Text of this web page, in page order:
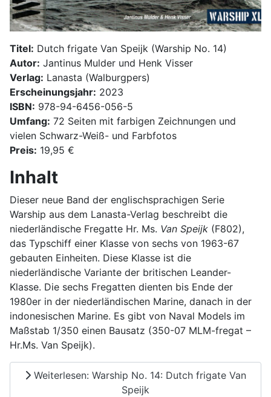
Titel: Dutch frigate Van Speijk (Warship No. 14)
Autor: Jantinus Mulder und Henk Visser
Verlag: Lanasta (Walburgpers)
Erscheinungsjahr: 2023
ISBN: 978-94-6456-056-5
Umfang: 72 Seiten mit farbigen Zeichnungen und
vielen Schwarz-Weiß- und Farbfotos
Preis: 19,95 €
Inhalt
Dieser neue Band der englischsprachigen Serie
Warship aus dem Lanasta-Verlag beschreibt die
niederländische Fregatte Hr. Ms. Van Speijk (F802),
das Typschiff einer Klasse von sechs von 1963-67
gebauten Einheiten. Diese Klasse ist die
niederländische Variante der britischen Leander-
Klasse. Die sechs Fregatten dienten bis Ende der
1980er in der niederländischen Marine, danach in der
indonesischen Marine. Es gibt von Naval Models im
Maßstab 1/350 einen Bausatz (350-07 MLM-fregat –
Hr.Ms. Van Speijk).
Weiterlesen: Warship No. 14: Dutch frigate Van
Speijk